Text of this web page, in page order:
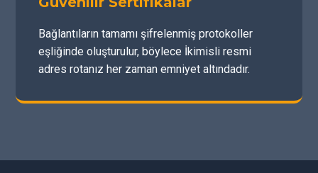
Bağlantıların tamamı şifrelenmiş protokoller
eşliğinde oluşturulur, böylece İkimisli resmi
adres rotanız her zaman emniyet altındadır.